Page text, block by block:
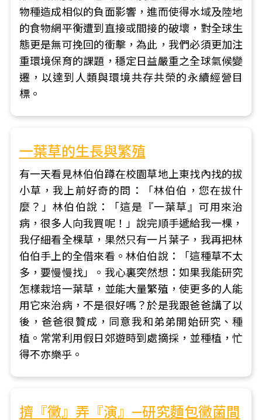
物種造成相似的負面影響，進而使得水域及陸地
的食物網平衡遭到直接或間接的破壞，對全球生
態更是無可挽回的衝擊，為此，我們必須更加注
重環境保育的課題，穩定日益嚴重之全球氣候變
遷，以達到人類與環境共存共榮的永續經營目
標。
一葉草的生長與繁殖
有一天看見林伯伯蹲在校園草地上東找內找的拔
小草，我上前好奇的問：「林伯伯，您在拔什
麼？」林伯伯說：「這是『一葉草』可用來治
病，很多人向我買呢！」說完順手遞給我一棵，
我仔細看全棵草，果然只有一片葉子，我再把林
伯伯手上的全借來看。林伯伯說：「這種草不太
多，要慢慢找」。我心裏突然想：如果我能研究
怎樣栽培一葉草，並能大量繁殖，使更多的人能
用它來治病，不是很好嗎？於是我跟爸爸講了以
後，爸爸很贊成，同意我和弟弟開始研究、種
植。常常利用假日郊遊時到處摘採，並種植，忙
得不亦樂乎。
擠『黴』弄『演』—研究麵包黴菌間